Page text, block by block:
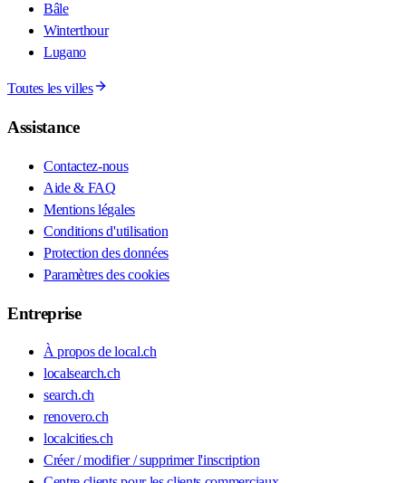
Bâle
Winterthour
Lugano
Toutes les villes
Assistance
Contactez-nous
Aide & FAQ
Mentions légales
Conditions d'utilisation
Protection des données
Paramètres des cookies
Entreprise
À propos de local.ch
localsearch.ch
search.ch
renovero.ch
localcities.ch
Créer / modifier / supprimer l'inscription